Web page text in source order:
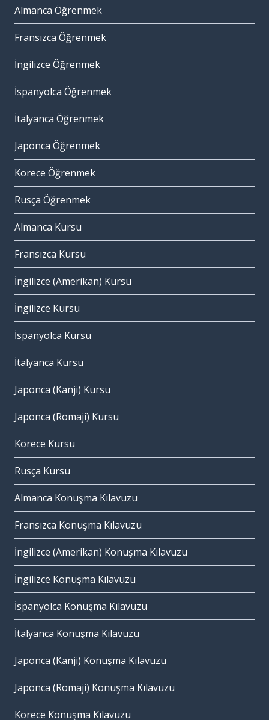
Almanca Öğrenmek
Fransızca Öğrenmek
İngilizce Öğrenmek
İspanyolca Öğrenmek
İtalyanca Öğrenmek
Japonca Öğrenmek
Korece Öğrenmek
Rusça Öğrenmek
Almanca Kursu
Fransızca Kursu
İngilizce (Amerikan) Kursu
İngilizce Kursu
İspanyolca Kursu
İtalyanca Kursu
Japonca (Kanji) Kursu
Japonca (Romaji) Kursu
Korece Kursu
Rusça Kursu
Almanca Konuşma Kılavuzu
Fransızca Konuşma Kılavuzu
İngilizce (Amerikan) Konuşma Kılavuzu
İngilizce Konuşma Kılavuzu
İspanyolca Konuşma Kılavuzu
İtalyanca Konuşma Kılavuzu
Japonca (Kanji) Konuşma Kılavuzu
Japonca (Romaji) Konuşma Kılavuzu
Korece Konuşma Kılavuzu